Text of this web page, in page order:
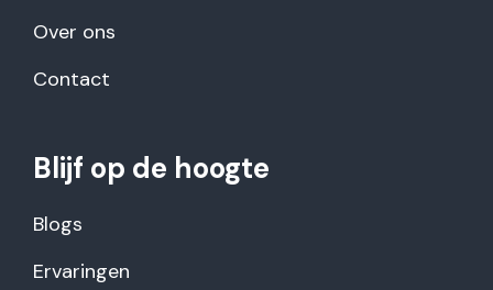
Over ons
Contact
Blijf op de hoogte
Blogs
Ervaringen